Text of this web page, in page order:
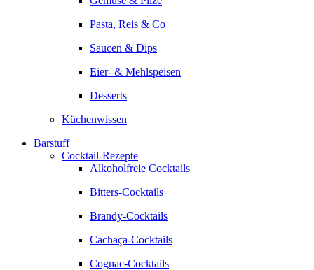
Pasta, Reis & Co
Saucen & Dips
Eier- & Mehlspeisen
Desserts
Küchenwissen
Barstuff
Cocktail-Rezepte
Alkoholfreie Cocktails
Bitters-Cocktails
Brandy-Cocktails
Cachaça-Cocktails
Cognac-Cocktails